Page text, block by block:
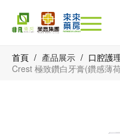
首頁 / 產品展示 / 口腔護
Crest 極致鑽白牙膏(鑽感薄